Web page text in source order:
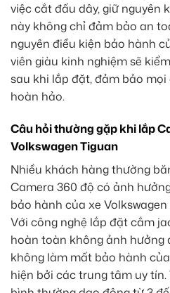
việc cắt đấu dây, giữ nguyên
này không chỉ đảm bảo an
nguyên điều kiện bảo hành
viên giàu kinh nghiệm sẽ
sau khi lắp đặt, đảm bảo
hoàn hảo.
Câu hỏi thường gặp khi lắp
Volkswagen Tiguan
Nhiều khách hàng thường
Camera 360 độ có ảnh
bảo hành của xe
Với công nghệ lắp đặt cắm
hoàn toàn không ảnh hưởng
không làm mất bảo hành
hiện bởi các trung tâm uy